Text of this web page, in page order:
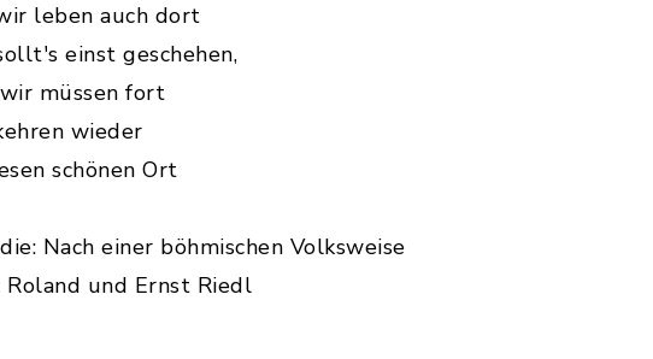
leben auch dort
einst geschehen,
müssen fort
wieder
schönen Ort
Nach einer böhmischen Volksweise
Roland und Ernst Riedl